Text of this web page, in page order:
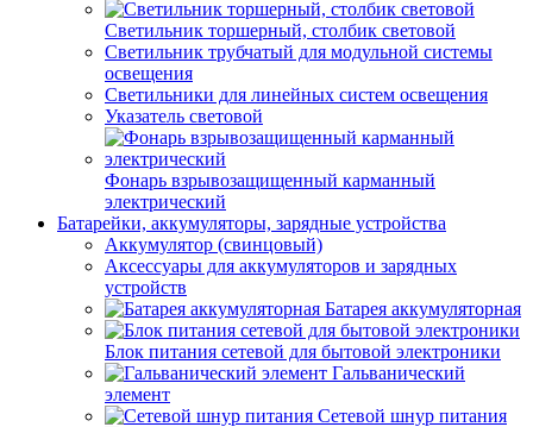
Светильник торшерный, столбик световой
Светильник трубчатый для модульной системы
освещения
Светильники для линейных систем освещения
Указатель световой
Фонарь взрывозащищенный карманный
электрический
Батарейки, аккумуляторы, зарядные устройства
Аккумулятор (свинцовый)
Аксессуары для аккумуляторов и зарядных
устройств
Батарея аккумуляторная
Блок питания сетевой для бытовой электроники
Гальванический
элемент
Сетевой шнур питания